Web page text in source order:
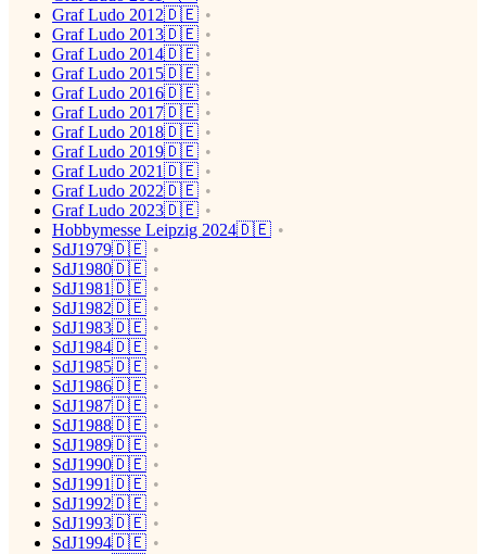
Graf Ludo 2012🇩🇪
Graf Ludo 2013🇩🇪
Graf Ludo 2014🇩🇪
Graf Ludo 2015🇩🇪
Graf Ludo 2016🇩🇪
Graf Ludo 2017🇩🇪
Graf Ludo 2018🇩🇪
Graf Ludo 2019🇩🇪
Graf Ludo 2021🇩🇪
Graf Ludo 2022🇩🇪
Graf Ludo 2023🇩🇪
Hobbymesse Leipzig 2024🇩🇪
SdJ1979🇩🇪
SdJ1980🇩🇪
SdJ1981🇩🇪
SdJ1982🇩🇪
SdJ1983🇩🇪
SdJ1984🇩🇪
SdJ1985🇩🇪
SdJ1986🇩🇪
SdJ1987🇩🇪
SdJ1988🇩🇪
SdJ1989🇩🇪
SdJ1990🇩🇪
SdJ1991🇩🇪
SdJ1992🇩🇪
SdJ1993🇩🇪
SdJ1994🇩🇪